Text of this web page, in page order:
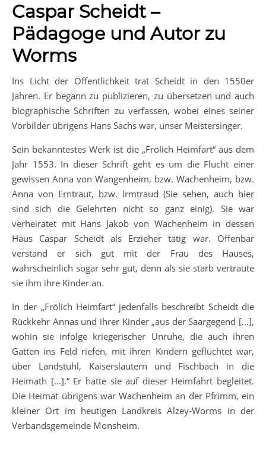
Caspar Scheidt –
Pädagoge und Autor zu
Worms
Ins Licht der Öffentlichkeit trat Scheidt in den 1550er
Jahren. Er begann zu publizieren, zu übersetzen und auch
biographische Schriften zu verfassen, wobei eines seiner
Vorbilder übrigens Hans Sachs war, unser Meistersinger.
Sein bekanntestes Werk ist die „Frölich Heimfart“ aus dem
Jahr 1553. In dieser Schrift geht es um die Flucht einer
gewissen Anna von Wangenheim, bzw. Wachenheim, bzw.
Anna von Erntraut, bzw. Irmtraud (Sie sehen, auch hier
sind sich die Gelehrten nicht so ganz einig). Sie war
verheiratet mit Hans Jakob von Wachenheim in dessen
Haus Caspar Scheidt als Erzieher tätig war. Offenbar
verstand er sich gut mit der Frau des Hauses,
wahrscheinlich sogar sehr gut, denn als sie starb vertraute
sie ihm ihre Kinder an.
In der „Frölich Heimfart“ jedenfalls beschreibt Scheidt die
Rückkehr Annas und ihrer Kinder „aus der Saargegend […],
wohin sie infolge kriegerischer Unruhe, die auch ihren
Gatten ins Feld riefen, mit ihren Kindern geflüchtet war,
über Landstuhl, Kaiserslautern und Fischbach in die
Heimath […].“ Er hatte sie auf dieser Heimfahrt begleitet.
Die Heimat übrigens war Wachenheim an der Pfrimm, ein
kleiner Ort im heutigen Landkreis Alzey-Worms in der
Verbandsgemeinde Monsheim.